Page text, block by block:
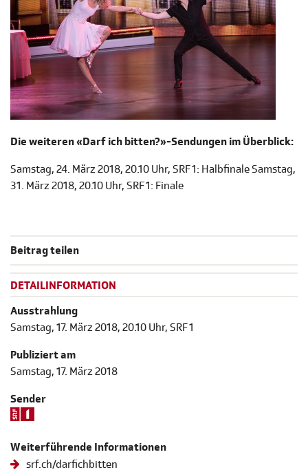
Die weiteren «Darf ich bitten?»-Sendungen im Überblick:
Samstag, 24. März 2018, 20.10 Uhr, SRF 1: Halbfinale Samstag,
31. März 2018, 20.10 Uhr, SRF 1: Finale
Beitrag teilen
DETAILINFORMATION
Ausstrahlung
Samstag, 17. März 2018, 20.10 Uhr, SRF 1
Publiziert am
Samstag, 17. März 2018
Sender
Weiterführende Informationen
srf.ch/darfichbitten